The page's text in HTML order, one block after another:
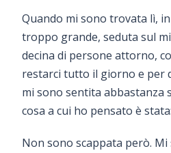
Quando mi sono trovata lì,
troppo grande, seduta sul
decina di persone attorno,
restarci tutto il giorno e per
mi sono sentita abbastanza
cosa a cui ho pensato è
Non sono scappata però.